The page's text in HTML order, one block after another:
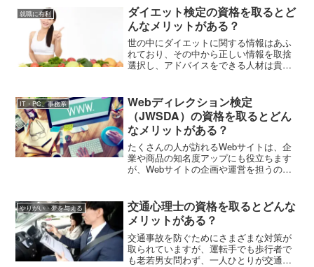
どを解説します。
就職に有利
ダイエット検定の資格を取るとど
んなメリットがある？
世の中にダイエットに関する情報はあふ
れており、その中から正しい情報を取捨
選択し、アドバイスをできる人材は貴重
ショナルアドバイザーと生活アドバイザ
ーの資格を取得できるダイエット検定に
ついて紹介します。
IT・PC、事務系
Webディレクション検定
（JWSDA）の資格を取るとどん
なメリットがある？
たくさんの人が訪れるWebサイトは、企
業や商品の知名度アップにも役立ちます
が、Webサイトの企画や運営を担うのが
レクターやこれからWebサイト運営に携
わりたい人に向けて、「Webディレクシ
ョン検定」の資格や試験、講座について
解説します。
やりがい・夢を与える
交通心理士の資格を取るとどんな
メリットがある？
交通事故を防ぐためにさまざまな対策が
取られていますが、運転手でも歩行者で
も老若男女問わず、一人ひとりが交通安